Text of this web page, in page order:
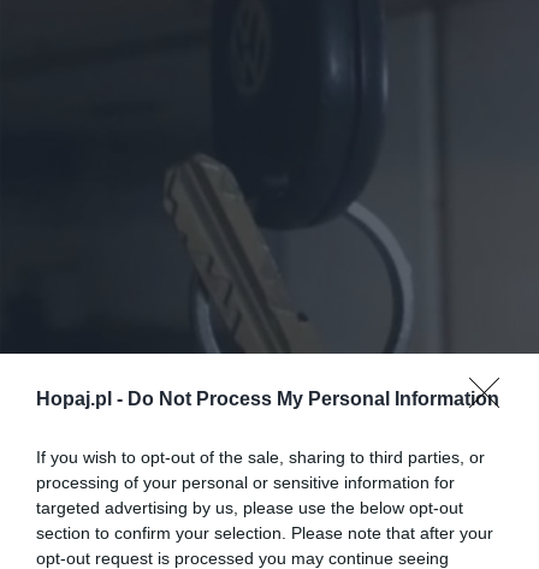
Hopaj.pl - Do Not Process My Personal Information
If you wish to opt-out of the sale, sharing to third parties, or
processing of your personal or sensitive information for
targeted advertising by us, please use the below opt-out
section to confirm your selection. Please note that after your
opt-out request is processed you may continue seeing
38
Kopiuj link
Komentuj Dodaj do ulubionych Dodaj do przyjaciół